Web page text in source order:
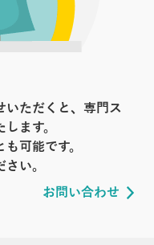
いただくと、専門ス
ます。
可能です。
い。
お問い合わせ